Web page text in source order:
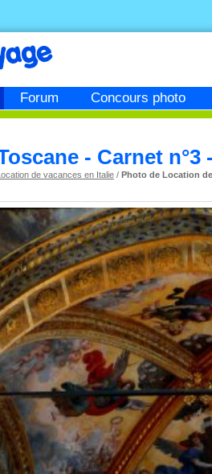
Forum Concours photo
- Carnet n°3
de vacances en Italie/ Photo de Location